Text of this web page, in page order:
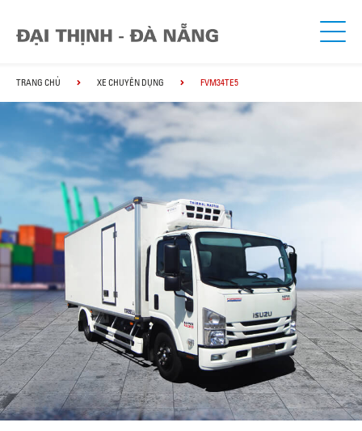
TRANG CHỦ XE CHUYÊN DỤNG FVM34TE5